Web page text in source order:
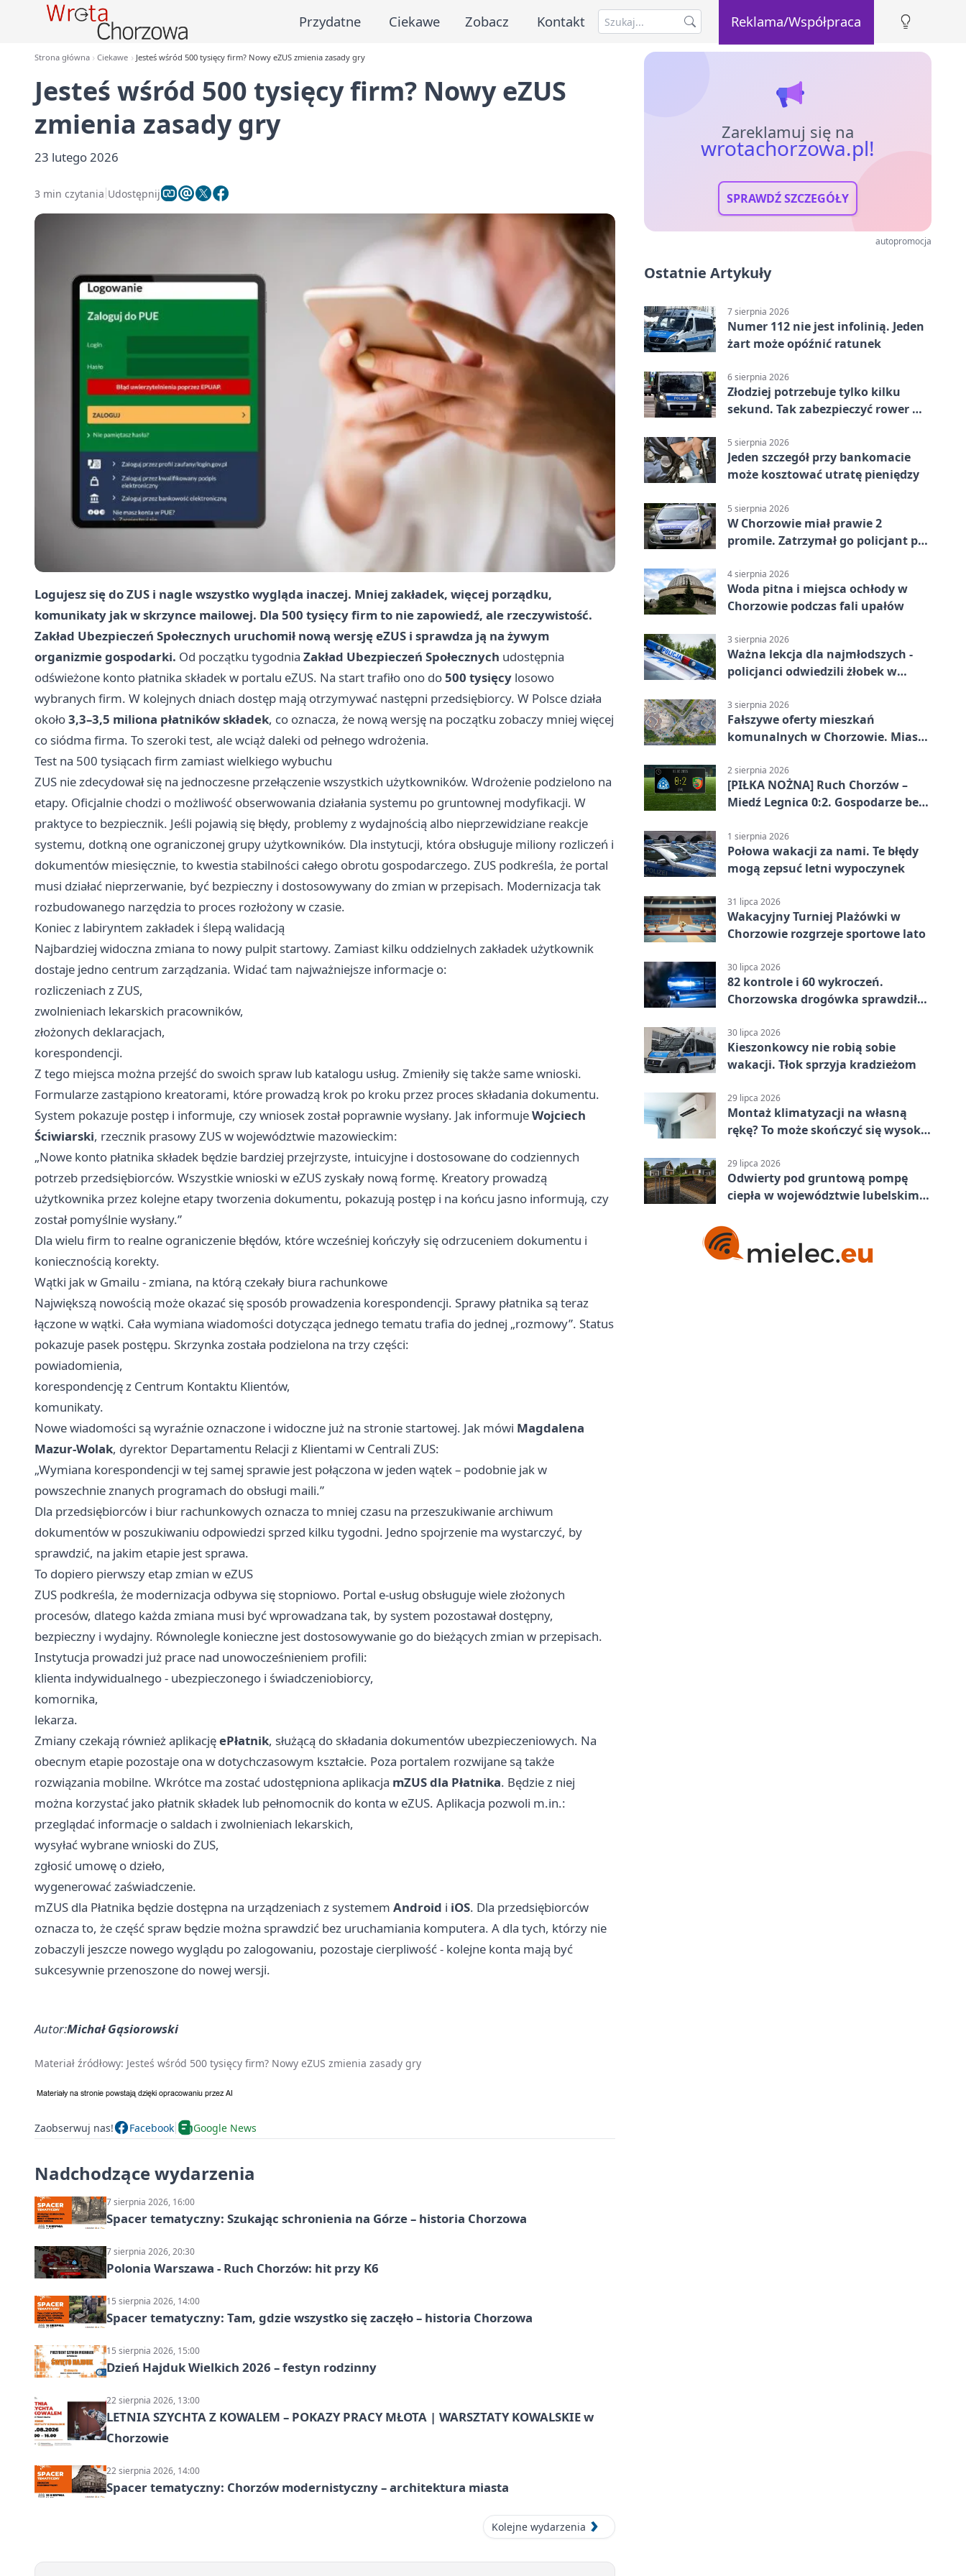
Przydatne Ciekawe Zobacz Kontakt Reklama/Współpraca
Strona główna Ciekawe Jesteś wśród 500 tysięcy firm? Nowy eZUS zmienia zasady gry
Jesteś wśród 500 tysięcy firm? Nowy eZUS
zmienia zasady gry
23 lutego 2026
3 min czytania Udostępnij
Logujesz się do ZUS i nagle wszystko wygląda inaczej. Mniej zakładek, więcej porządku,
komunikaty jak w skrzynce mailowej. Dla 500 tysięcy firm to nie zapowiedź, ale rzeczywistość.
Zakład Ubezpieczeń Społecznych uruchomił nową wersję eZUS i sprawdza ją na żywym
organizmie gospodarki. Od początku tygodnia Zakład Ubezpieczeń Społecznych udostępnia
odświeżone konto płatnika składek w portalu eZUS. Na start trafiło ono do500 tysięcy losowo
wybranych firm. W kolejnych dniach dostęp mają otrzymywać następni przedsiębiorcy. W Polsce działa
około3,3–3,5 miliona płatników składek, co oznacza, że nową wersję na początku zobaczy mniej więcej
co siódma firma. To szeroki test, ale wciąż daleki od pełnego wdrożenia.
Test na 500 tysiącach firm zamiast wielkiego wybuchu
ZUS nie zdecydował się na jednoczesne przełączenie wszystkich użytkowników. Wdrożenie podzielono na
etapy. Oficjalnie chodzi o możliwość obserwowania działania systemu po gruntownej modyfikacji. W
praktyce to bezpiecznik. Jeśli pojawią się błędy, problemy z wydajnością albo nieprzewidziane reakcje
systemu, dotkną one ograniczonej grupy użytkowników. Dla instytucji, która obsługuje miliony rozliczeń i
dokumentów miesięcznie, to kwestia stabilności całego obrotu gospodarczego. ZUS podkreśla, że portal
musi działać nieprzerwanie, być bezpieczny i dostosowywany do zmian w przepisach. Modernizacja tak
rozbudowanego narzędzia to proces rozłożony w czasie.
Koniec z labiryntem zakładek i ślepą walidacją
Najbardziej widoczna zmiana to nowy pulpit startowy. Zamiast kilku oddzielnych zakładek użytkownik
dostaje jedno centrum zarządzania. Widać tam najważniejsze informacje o:
rozliczeniach z ZUS,
zwolnieniach lekarskich pracowników,
złożonych deklaracjach,
korespondencji.
Z tego miejsca można przejść do swoich spraw lub katalogu usług. Zmieniły się także same wnioski.
Formularze zastąpiono kreatorami, które prowadzą krok po kroku przez proces składania dokumentu.
System pokazuje postęp i informuje, czy wniosek został poprawnie wysłany. Jak informujeWojciech
Ściwiarski, rzecznik prasowy ZUS w województwie mazowieckim:
„Nowe konto płatnika składek będzie bardziej przejrzyste, intuicyjne i dostosowane do codziennych
potrzeb przedsiębiorców. Wszystkie wnioski w eZUS zyskały nową formę. Kreatory prowadzą
użytkownika przez kolejne etapy tworzenia dokumentu, pokazują postęp i na końcu jasno informują, czy
został pomyślnie wysłany.”
Dla wielu firm to realne ograniczenie błędów, które wcześniej kończyły się odrzuceniem dokumentu i
koniecznością korekty.
Wątki jak w Gmailu - zmiana, na którą czekały biura rachunkowe
Największą nowością może okazać się sposób prowadzenia korespondencji. Sprawy płatnika są teraz
łączone w wątki. Cała wymiana wiadomości dotycząca jednego tematu trafia do jednej „rozmowy”. Status
pokazuje pasek postępu. Skrzynka została podzielona na trzy części:
powiadomienia,
korespondencję z Centrum Kontaktu Klientów,
komunikaty.
Nowe wiadomości są wyraźnie oznaczone i widoczne już na stronie startowej. Jak mówi Magdalena
Mazur-Wolak, dyrektor Departamentu Relacji z Klientami w Centrali ZUS:
„Wymiana korespondencji w tej samej sprawie jest połączona w jeden wątek – podobnie jak w
powszechnie znanych programach do obsługi maili.”
Dla przedsiębiorców i biur rachunkowych oznacza to mniej czasu na przeszukiwanie archiwum
dokumentów w poszukiwaniu odpowiedzi sprzed kilku tygodni. Jedno spojrzenie ma wystarczyć, by
sprawdzić, na jakim etapie jest sprawa.
To dopiero pierwszy etap zmian w eZUS
ZUS podkreśla, że modernizacja odbywa się stopniowo. Portal e-usług obsługuje wiele złożonych
procesów, dlatego każda zmiana musi być wprowadzana tak, by system pozostawał dostępny,
bezpieczny i wydajny. Równolegle konieczne jest dostosowywanie go do bieżących zmian w przepisach.
Instytucja prowadzi już prace nad unowocześnieniem profili:
klienta indywidualnego - ubezpieczonego i świadczeniobiorcy,
komornika,
lekarza.
Zmiany czekają również aplikacjęePłatnik, służącą do składania dokumentów ubezpieczeniowych. Na
obecnym etapie pozostaje ona w dotychczasowym kształcie. Poza portalem rozwijane są także
rozwiązania mobilne. Wkrótce ma zostać udostępniona aplikacja mZUS dla Płatnika. Będzie z niej
można korzystać jako płatnik składek lub pełnomocnik do konta w eZUS. Aplikacja pozwoli m.in.:
przeglądać informacje o saldach i zwolnieniach lekarskich,
wysyłać wybrane wnioski do ZUS,
zgłosić umowę o dzieło,
wygenerować zaświadczenie.
mZUS dla Płatnika będzie dostępna na urządzeniach z systemem Android i iOS. Dla przedsiębiorców
oznacza to, że część spraw będzie można sprawdzić bez uruchamiania komputera. A dla tych, którzy nie
zobaczyli jeszcze nowego wyglądu po zalogowaniu, pozostaje cierpliwość - kolejne konta mają być
sukcesywnie przenoszone do nowej wersji.
Autor:Michał Gąsiorowski
Materiał źródłowy: Jesteś wśród 500 tysięcy firm? Nowy eZUS zmienia zasady gry
Zaobserwuj nas! Facebook Google News
Nadchodzące wydarzenia
7 sierpnia 2026, 16:00
Spacer tematyczny: Szukając schronienia na Górze – historia Chorzowa
7 sierpnia 2026, 20:30
Polonia Warszawa - Ruch Chorzów: hit przy K6
15 sierpnia 2026, 14:00
Spacer tematyczny: Tam, gdzie wszystko się zaczęło – historia Chorzowa
15 sierpnia 2026, 15:00
Dzień Hajduk Wielkich 2026 – festyn rodzinny
22 sierpnia 2026, 13:00
LETNIA SZYCHTA Z KOWALEM – POKAZY PRACY MŁOTA | WARSZTATY KOWALSKIE w
Chorzowie
22 sierpnia 2026, 14:00
Spacer tematyczny: Chorzów modernistyczny – architektura miasta
Kolejne wydarzenia
Zareklamuj się na
wrotachorzowa.pl!
SPRAWDŹ SZCZEGÓŁY
autopromocja
Ostatnie Artykuły
7 sierpnia 2026
Numer 112 nie jest infolinią. Jeden
żart może opóźnić ratunek
6 sierpnia 2026
Złodziej potrzebuje tylko kilku
sekund. Tak zabezpieczyć rower w
5 sierpnia 2026
Jeden szczegół przy bankomacie
może kosztować utratę pieniędzy
5 sierpnia 2026
W Chorzowie miał prawie 2
promile. Zatrzymał go policjant po
4 sierpnia 2026
Woda pitna i miejsca ochłody w
Chorzowie podczas fali upałów
3 sierpnia 2026
Ważna lekcja dla najmłodszych -
policjanci odwiedzili żłobek w
3 sierpnia 2026
Fałszywe oferty mieszkań
komunalnych w Chorzowie. Miasto
2 sierpnia 2026
[PIŁKA NOŻNA] Ruch Chorzów –
Miedź Legnica 0:2. Gospodarze bez
1 sierpnia 2026
Połowa wakacji za nami. Te błędy
mogą zepsuć letni wypoczynek
31 lipca 2026
Wakacyjny Turniej Plażówki w
Chorzowie rozgrzeje sportowe lato
30 lipca 2026
82 kontrole i 60 wykroczeń.
Chorzowska drogówka sprawdziła
30 lipca 2026
Kieszonkowcy nie robią sobie
wakacji. Tłok sprzyja kradzieżom
29 lipca 2026
Montaż klimatyzacji na własną
rękę? To może skończyć się wysoką
29 lipca 2026
Odwierty pod gruntową pompę
ciepła w województwie lubelskim -